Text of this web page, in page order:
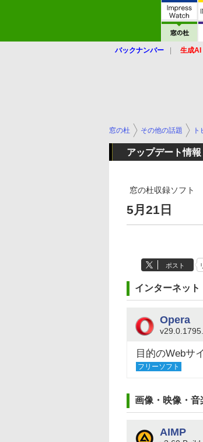
バックナンバー 生成AI
窓の杜 その他の話題 ト
アップデート情報
窓の杜収録ソフト
5月21日
ポスト
インターネット
Opera
目的のWebサ
フリーソフト
画像・映像・音
AIMP